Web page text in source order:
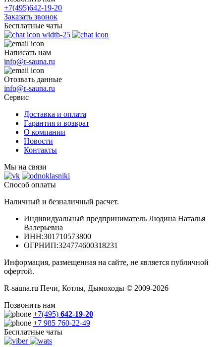
+7(495)642-19-20
Заказать звонок
Бесплатные чаты
Написать нам
info@r-sauna.ru
Отозвать данные
info@r-sauna.ru
Сервис
Доставка и оплата
Гарантия и возврат
О компании
Новости
Контакты
Мы на связи
Способ оплаты
Наличный и безналичный расчет.
Индивидуальный предприниматель Людина Наталья
Валерьевна
ИНН:301710573800
ОГРНИП:324774600318231
Информация, размещенная на сайте, не является публичной
офертой.
R-sauna.ru Печи, Котлы, Дымоходы © 2009-2026
Позвонить нам
+7(495) 642-19-20
+7 985 760-22-49
Бесплатные чаты